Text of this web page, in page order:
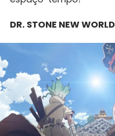
DR. STONE NEW WORLD